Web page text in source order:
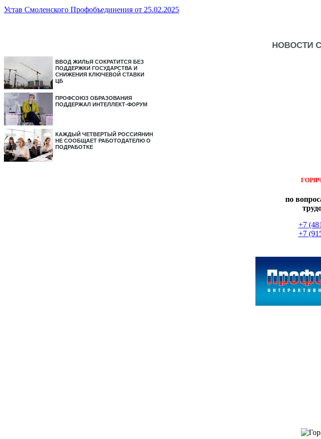
Устав Смоленского Профобъединения от 25.02.2025
НОВОСТИ
ВВОД ЖИЛЬЯ СОКРАТИТСЯ БЕЗ
ПОДДЕРЖКИ ГОСУДАРСТВА И
СНИЖЕНИЯ КЛЮЧЕВОЙ СТАВКИ
ЦБ
ПРОФСОЮЗ ОБРАЗОВАНИЯ
ПОДДЕРЖАЛ ИНТЕЛЛЕКТ-ФОРУМ
КАЖДЫЙ ЧЕТВЕРТЫЙ РОССИЯНИН
НЕ СООБЩАЕТ РАБОТОДАТЕЛЮ О
ПОДРАБОТКЕ
по
+7
+7